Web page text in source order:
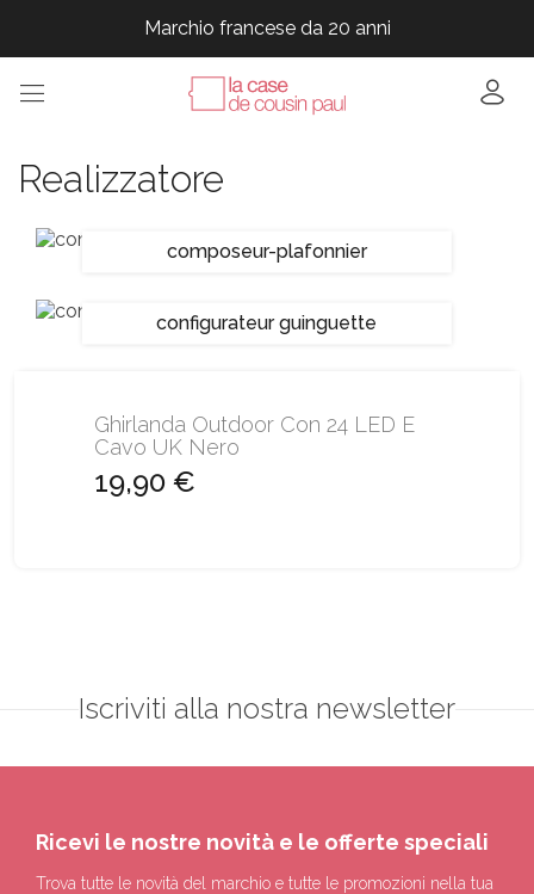
Marchio francese da 20 anni
Marchio francese da 20 anni
Marchio francese da 20 anni
Realizzatore
composeur-plafonnier
configurateur guinguette
Ghirlanda Outdoor Con 24 LED E
Cavo UK Nero
19,90 €
Iscriviti alla nostra newsletter
Ricevi le nostre novità e le offerte speciali
Trova tutte le novità del marchio e tutte le promozioni nella tua